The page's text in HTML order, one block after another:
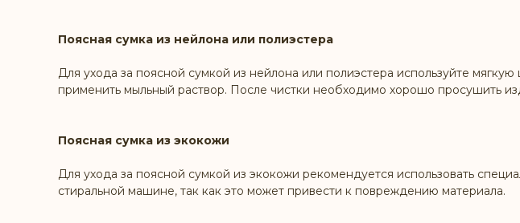
Поясная сумка из нейлона или полиэстера
Для ухода за поясной сумкой из нейлона или полиэстера используйте
применить мыльный раствор. После чистки необходимо хорошо просушить
Поясная сумка из экокожи
Для ухода за поясной сумкой из экокожи рекомендуется использовать
стиральной машине, так как это может привести к повреждению материала.